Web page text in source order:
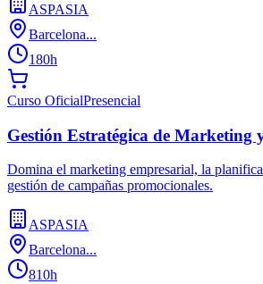
ASPASIA
Barcelona...
180h
Curso OficialPresencial
Gestión Estratégica de Marketing
Domina el marketing empresarial, la
gestión de campañas promocionales.
ASPASIA
Barcelona...
810h